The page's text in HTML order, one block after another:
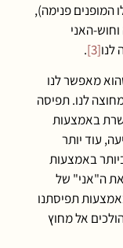
המופנים פנימה),
האני
[3]
.
מאפשר לנו
לנו. תפיסה
באמצעות
עוד יותר
באמצעות
ה"אני" של
תפיסתנו
אל מחוץ